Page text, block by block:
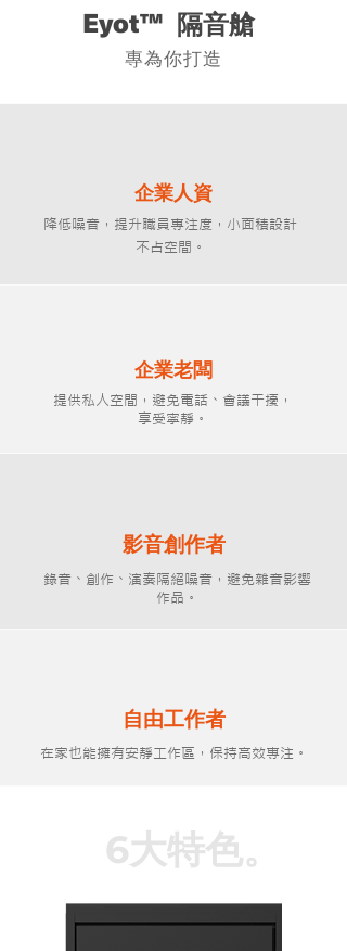
Eyot™ ​隔音艙
​專為你打造
企業人資
降低噪音，提升職員專注度，小面積設計
不占空間。
企業老闆
提供私人空間，避免電話、會議干擾，
享受寧靜。
​影音創作者
錄音、創作、演奏隔絕噪音，避免雜音影響
作品。
自由工作者
在家也能擁有安靜工作區，保持高效專注。
6大特色。